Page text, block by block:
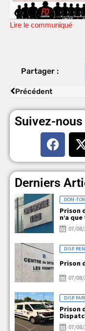
Lire le communiqué
Partager :
Précédent
Suivez-nous
Derniers
DOM-TOM
Prison
n’a
07/
DISP
Prison
07/
DISP
Prison
07/